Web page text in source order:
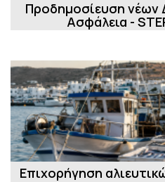
Προδημοσίευση νέων
Ασφάλεια -
Επιχορήγηση